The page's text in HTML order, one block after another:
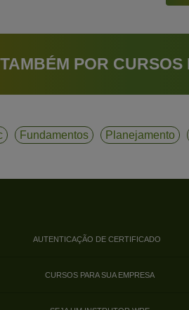
POR
Fundamentos Planejamento
AUTENTICAÇÃO DE CERTIFICADO
CURSOS PARA SUA EMPRESA